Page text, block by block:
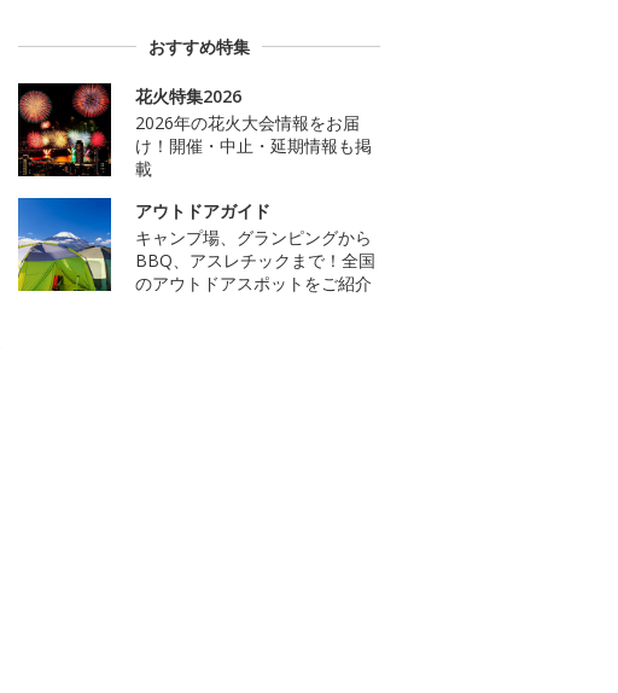
おすすめ特集
花火特集2026
2026年の花火大会情報をお届
け！開催・中止・延期情報も掲
載
アウトドアガイド
キャンプ場、グランピングから
BBQ、アスレチックまで！全国
のアウトドアスポットをご紹介